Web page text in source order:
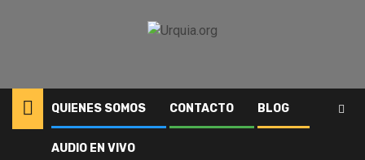
QUIENES SOMOS CONTACTO BLOG
AUDIO EN VIVO
Abogado